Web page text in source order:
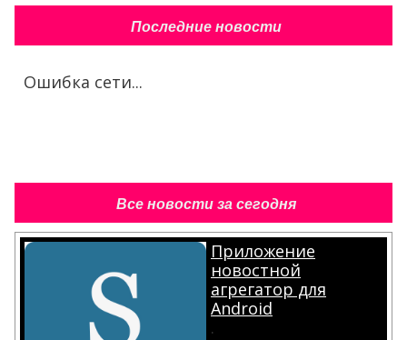
Последние новости
Ошибка сети...
Все новости за сегодня
Приложение
новостной
агрегатор для
Android
.